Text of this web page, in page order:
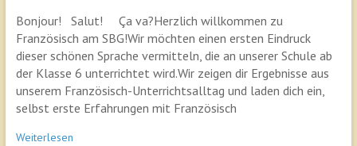
Bonjour! Salut! Ça va?Herzlich willkommen zu
Französisch am SBG!Wir möchten einen ersten Eindruck
dieser schönen Sprache vermitteln, die an unserer Schule ab
der Klasse 6 unterrichtet wird.Wir zeigen dir Ergebnisse aus
unserem Französisch-Unterrichtsalltag und laden dich ein,
selbst erste Erfahrungen mit Französisch
Weiterlesen